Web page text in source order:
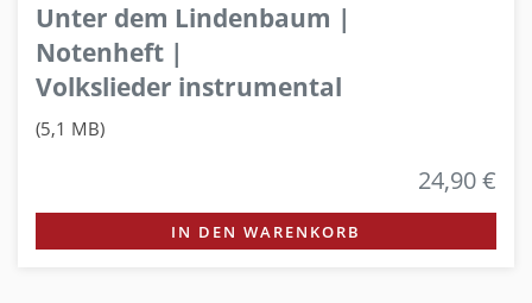
Unter dem Lindenbaum |
Notenheft |
Volkslieder instrumental
(5,1 MB)
24,90 €
IN DEN WARENKORB